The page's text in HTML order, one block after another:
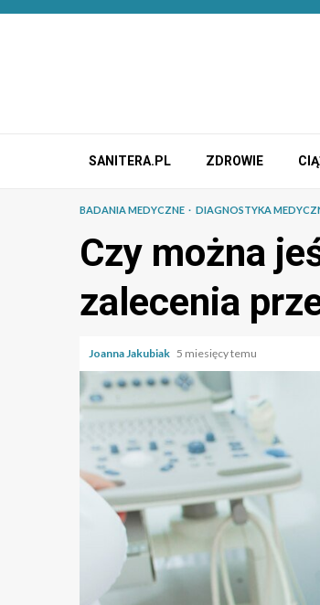
Przejdź
SANITERA.PL ZDROWIE
BADANIA MEDYCZNE DIAGNOSTYKA
Czy można
zalecenia
Joanna Jakubiak 5 miesięcy temu